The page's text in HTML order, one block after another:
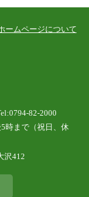
ームページについて
82-2000
時まで（祝日、休
沢412